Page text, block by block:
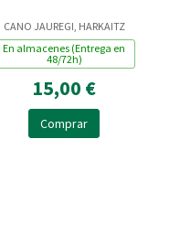
CANO JAUREGI, HARKAITZ
En almacenes (Entrega en
48/72h)
15,00 €
Comprar